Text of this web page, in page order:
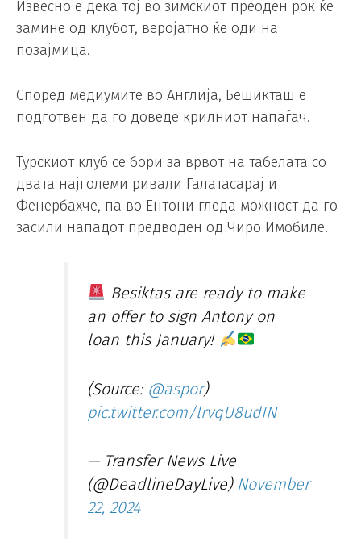
Извесно е дека тој во зимскиот преоден рок ќе
замине од клубот, веројатно ќе оди на
позајмица.
Според медиумите во Англија, Бешикташ е
подготвен да го доведе крилниот напаѓач.
Турскиот клуб се бори за врвот на табелата со
двата најголеми ривали Галатасарај и
Фенербахче, па во Ентони гледа можност да го
засили нападот предводен од Чиро Имобиле.
Besiktas are ready to make
an offer to sign Antony on
loan this January!
(Source: @aspor)
pic.twitter.com/lrvqU8udIN
— Transfer News Live
(@DeadlineDayLive) November
22, 2024